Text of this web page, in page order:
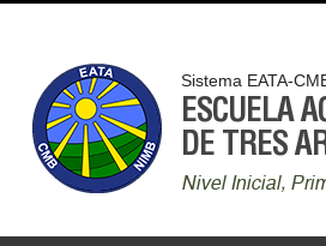
Sistema EATA-
ESCUELA
DE TRES
Nivel Inicial,